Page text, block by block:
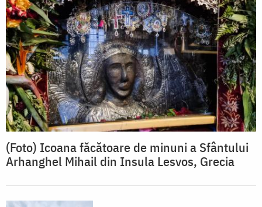
(Foto) Icoana făcătoare de minuni a Sfântului
Arhanghel Mihail din Insula Lesvos, Grecia